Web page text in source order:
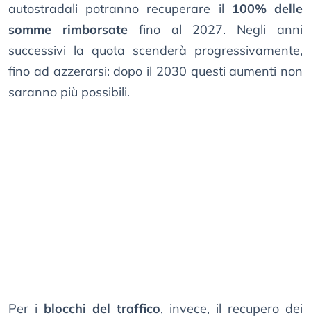
autostradali potranno recuperare il 100% delle
somme rimborsatefino al 2027. Negli anni
successivi la quota scenderà progressivamente,
fino ad azzerarsi: dopo il 2030 questi aumenti non
saranno più possibili.
Per i blocchi del traffico, invece, il recupero dei